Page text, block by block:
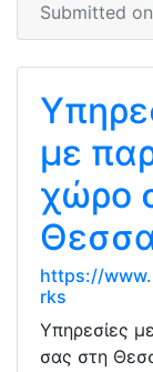
Submitted
με
χώρο
https://
rks
Υπηρεσίες
σας στη